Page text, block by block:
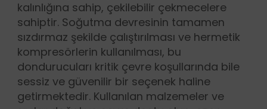
kalınlığına sahip, çekilebilir çekmecelere
sahiptir. Soğutma devresinin tamamen
sızdırmaz şekilde çalıştırılması ve hermetik
kompresörlerin kullanılması, bu
dondurucuları kritik çevre koşullarında bile
sessiz ve güvenilir bir seçenek haline
getirmektedir. Kullanılan malzemeler ve